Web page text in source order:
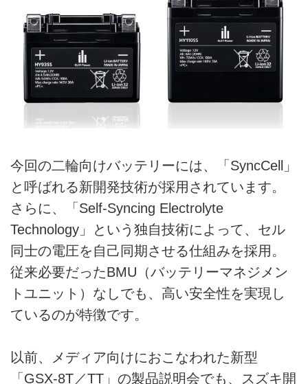
今回の二輪向けバッテリーには、「SyncCell」
と呼ばれる新開発技術が採用されています。
さらに、「Self-Syncing Electrolyte
Technology」という独自技術によって、セル
同士の電圧を自己同期させる仕組みを採用。
従来必要だったBMU（バッテリーマネジメン
トユニット）なしでも、高い安全性を実現し
ているのが特徴です。
以前、メディア向けにおこなわれた新型
「GSX-8T／TT」の製品説明会でも、スズキ開